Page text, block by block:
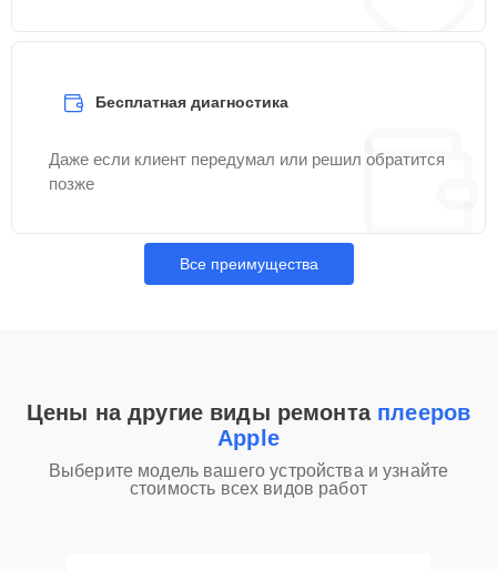
Бесплатная диагностика
Даже если клиент передумал или решил обратится
позже
Все преимущества
Цены на другие виды ремонта плееров
Apple
Выберите модель вашего устройства и узнайте
стоимость всех видов работ